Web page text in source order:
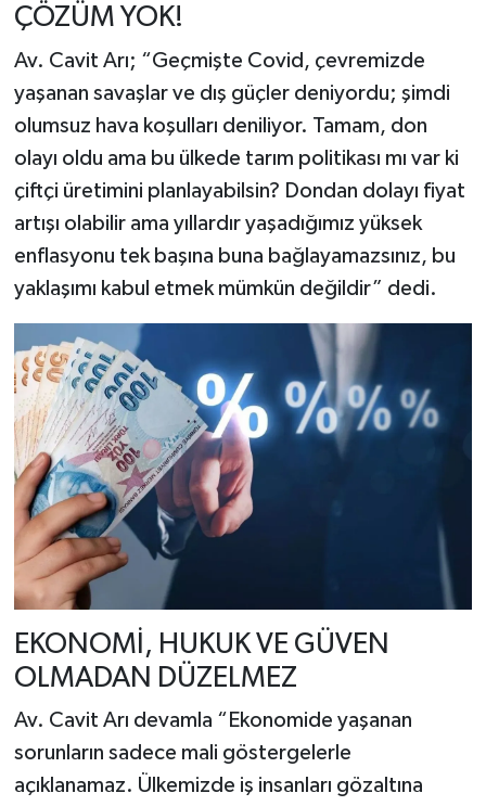
ÇÖZÜM YOK!
Av. Cavit Arı; “Geçmişte Covid, çevremizde
yaşanan savaşlar ve dış güçler deniyordu; şimdi
olumsuz hava koşulları deniliyor. Tamam, don
olayı oldu ama bu ülkede tarım politikası mı var ki
çiftçi üretimini planlayabilsin? Dondan dolayı fiyat
artışı olabilir ama yıllardır yaşadığımız yüksek
enflasyonu tek başına buna bağlayamazsınız, bu
yaklaşımı kabul etmek mümkün değildir” dedi.
EKONOMİ, HUKUK VE GÜVEN
OLMADAN DÜZELMEZ
Av. Cavit Arı devamla “Ekonomide yaşanan
sorunların sadece mali göstergelerle
açıklanamaz. Ülkemizde iş insanları gözaltına